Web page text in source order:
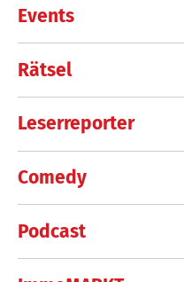
Events
Rätsel
Leserreporter
Comedy
Podcast